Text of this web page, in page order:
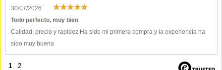
30/07/2026
Todo perfecto, muy bien
Calidad, precio y rapidez Ha sido mi primera compra y la experiencia ha
sido muy buena
1 2